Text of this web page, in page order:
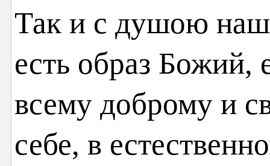
Так и с душою
есть образ Божий,
всему доброму и
себе, в